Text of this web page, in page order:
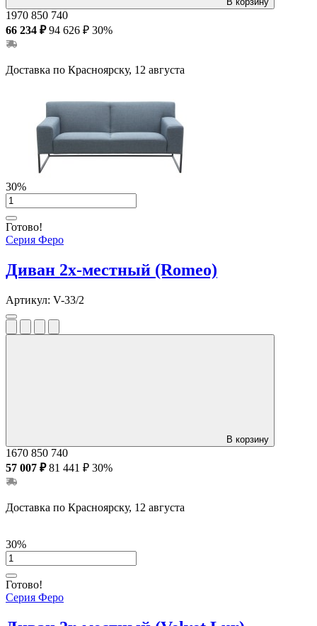
1970 850 740
66 234 ₽ 94 626 ₽ 30%
Доставка по Красноярску, 12 августа
30%
Готово!
Серия Феро
Диван 2х-местный (Romeo)
Артикул: V-33/2
В корзину
1670 850 740
57 007 ₽ 81 441 ₽ 30%
Доставка по Красноярску, 12 августа
30%
Готово!
Серия Феро